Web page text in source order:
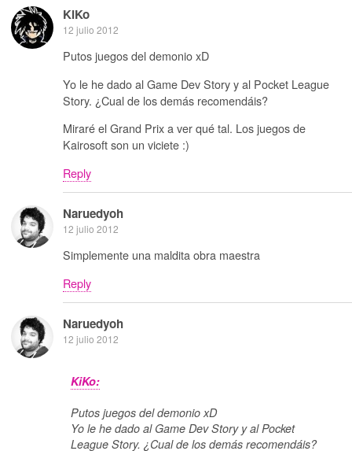
KiKo
12 julio 2012
Putos juegos del demonio xD
Yo le he dado al Game Dev Story y al Pocket League
Story. ¿Cual de los demás recomendáis?
Miraré el Grand Prix a ver qué tal. Los juegos de
Kairosoft son un viciete :)
Reply
Naruedyoh
12 julio 2012
Simplemente una maldita obra maestra
Reply
Naruedyoh
12 julio 2012
KiKo:
Putos juegos del demonio xD
Yo le he dado al Game Dev Story y al Pocket
League Story. ¿Cual de los demás recomendáis?